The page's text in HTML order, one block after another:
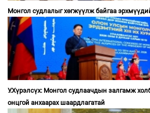
Монгол судлалыг хөгжүүлж байгаа
У.Хүрэлсүх: Монгол судлаачдын залгамж
онцгой анхаарах шаардлагатай